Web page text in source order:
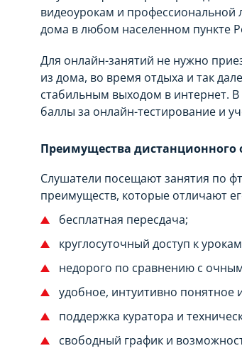
видеоурокам и профессиональной
дома в любом населенном пункте
Для онлайн-занятий не нужно
из дома, во время отдыха и так
стабильным выходом в интернет.
баллы за онлайн-тестирование и
Преимущества дистанционного
Слушатели посещают занятия по
преимуществ, которые отличают
бесплатная пересдача;
круглосуточный доступ к
недорого по сравнению с
удобное, интуитивно понятное
поддержка куратора и
свободный график и